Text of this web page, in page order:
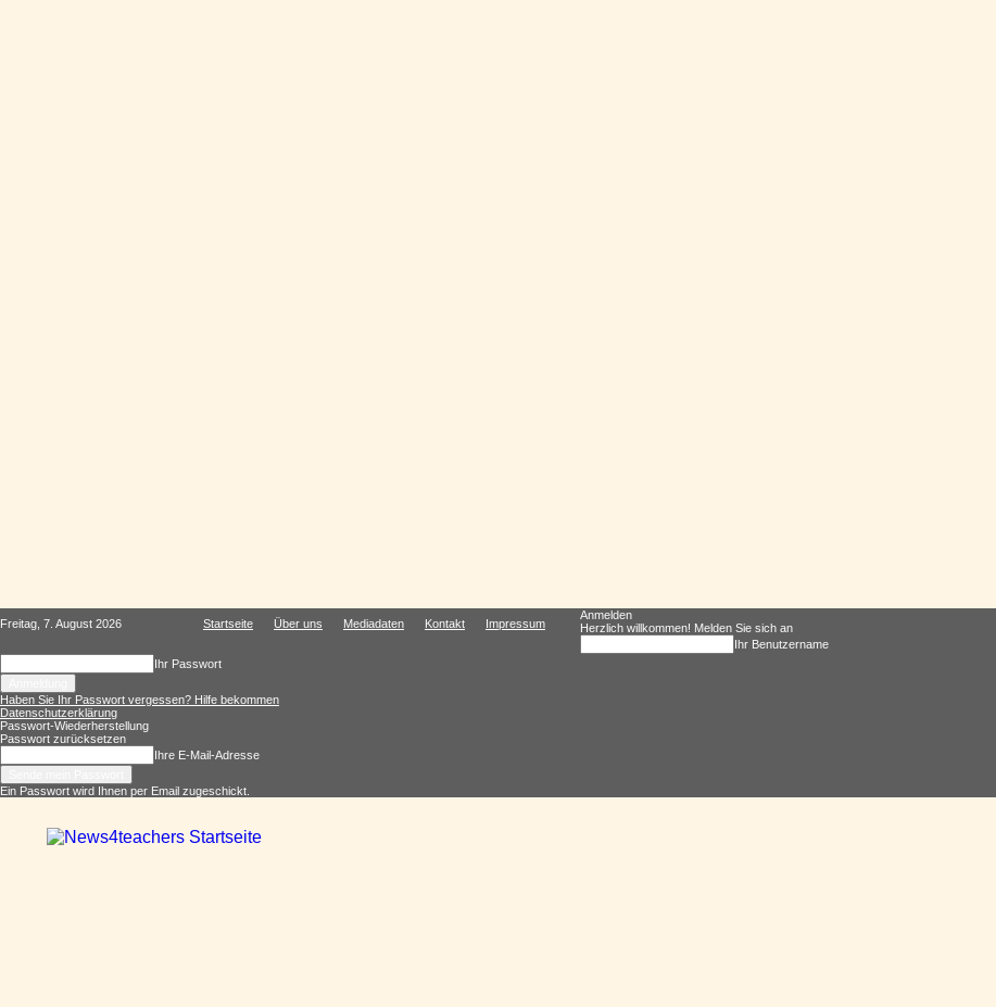
Freitag, 7. August 2026 Startseite Über uns Mediadaten Kontakt Impressum
Anmelden
Herzlich willkommen! Melden Sie sich an
Ihr Benutzername
Ihr Passwort
Haben Sie Ihr Passwort vergessen? Hilfe bekommen
Datenschutzerklärung
Passwort-Wiederherstellung
Passwort zurücksetzen
Ihre E-Mail-Adresse
Ein Passwort wird Ihnen per Email zugeschickt.
News4teachers